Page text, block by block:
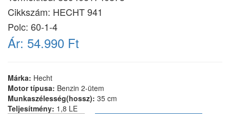
Cikkszám: HECHT 941
Polc: 60-1-4
Ár: 54.990 Ft
Márka: Hecht
Motor típusa: Benzin 2-ütem
Munkaszélesség(hossz): 35 cm
Teljesítmény: 1,8 LE